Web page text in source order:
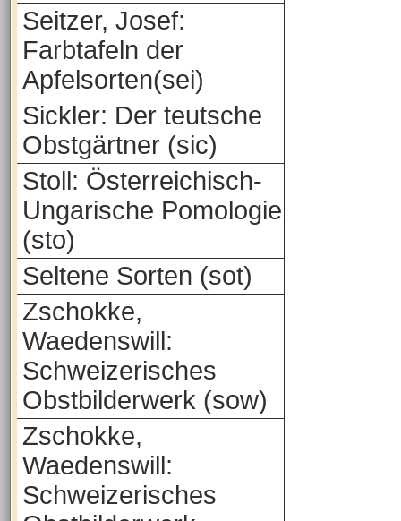
Seitzer, Josef:
Farbtafeln der
Apfelsorten(sei)
Sickler: Der teutsche
Obstgärtner (sic)
Stoll: Österreichisch-
Ungarische Pomologie
(sto)
Seltene Sorten (sot)
Zschokke,
Waedenswill:
Schweizerisches
Obstbilderwerk (sow)
Zschokke,
Waedenswill:
Schweizerisches